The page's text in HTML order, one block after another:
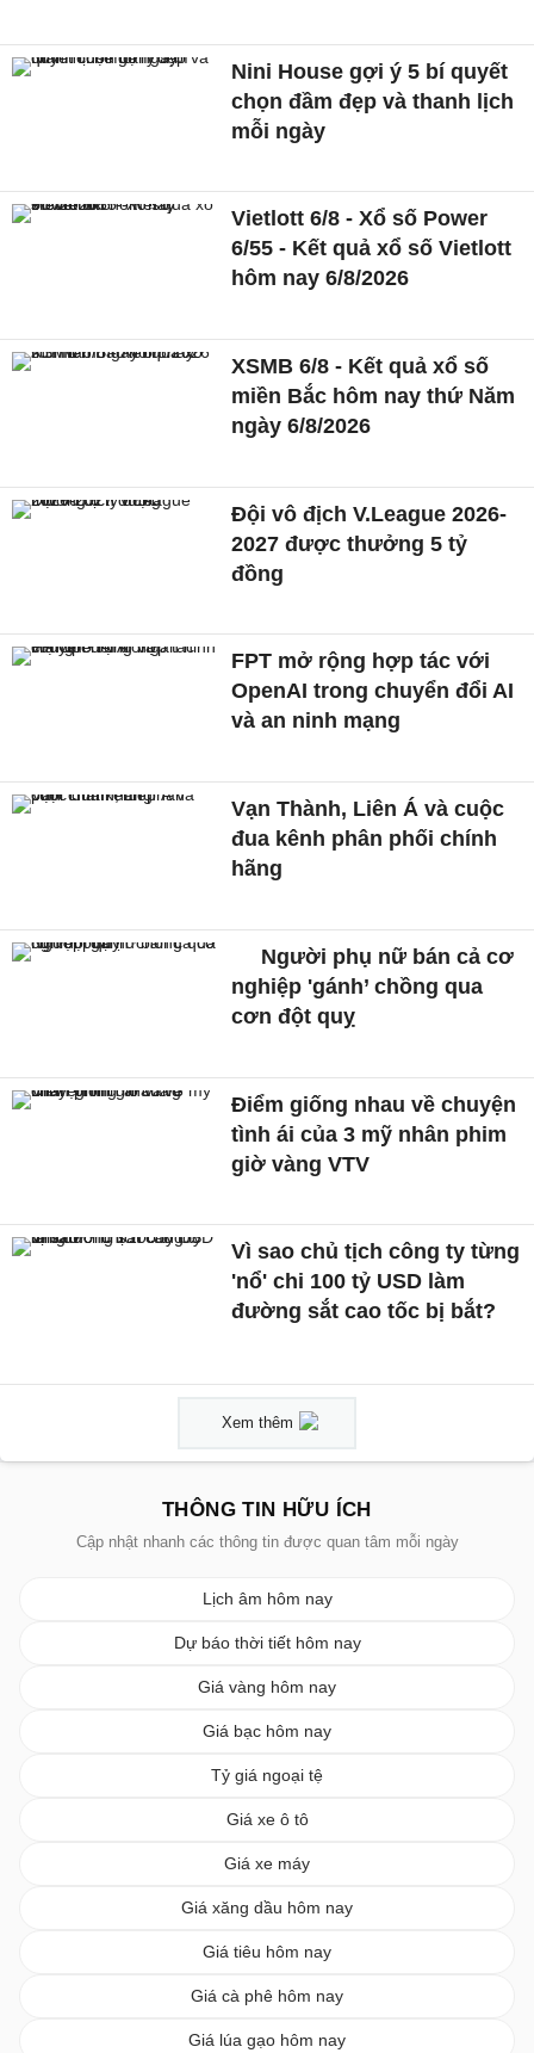
Nini House gợi ý 5 bí quyết
chọn đầm đẹp và thanh lịch
mỗi ngày
Vietlott 6/8 - Xổ số Power
6/55 - Kết quả xổ số Vietlott
hôm nay 6/8/2026
XSMB 6/8 - Kết quả xổ số
miền Bắc hôm nay thứ Năm
ngày 6/8/2026
Đội vô địch V.League 2026-
2027 được thưởng 5 tỷ
đồng
FPT mở rộng hợp tác với
OpenAI trong chuyển đổi AI
và an ninh mạng
Vạn Thành, Liên Á và cuộc
đua kênh phân phối chính
hãng
Người phụ nữ bán cả cơ
nghiệp 'gánh’ chồng qua
cơn đột quỵ
Điểm giống nhau về chuyện
tình ái của 3 mỹ nhân phim
giờ vàng VTV
Vì sao chủ tịch công ty từng
'nổ' chi 100 tỷ USD làm
đường sắt cao tốc bị bắt?
Xem thêm
THÔNG TIN HỮU ÍCH
Cập nhật nhanh các thông tin được quan tâm mỗi ngày
Lịch âm hôm nay
Dự báo thời tiết hôm nay
Giá vàng hôm nay
Giá bạc hôm nay
Tỷ giá ngoại tệ
Giá xe ô tô
Giá xe máy
Giá xăng dầu hôm nay
Giá tiêu hôm nay
Giá cà phê hôm nay
Giá lúa gạo hôm nay